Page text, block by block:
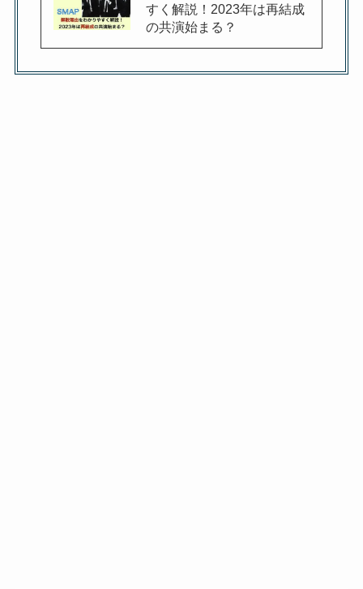
すく解説！2023年は再結成
の共演始まる？